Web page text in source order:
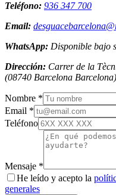
Teléfono: 936 347 700
Email:
WhatsApp: Disponible bajo
Dirección: Carrer de la
(08740 Barcelona Barcelona)
Nombre *
Email *
Teléfono
Mensaje *
He leído y acepto la
generales